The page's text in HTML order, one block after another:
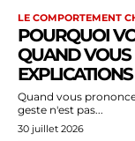
LE COMPORTEMENT
POURQUOI
QUAND VOUS
Quand vous
geste n'est pas...
30 juillet 2026